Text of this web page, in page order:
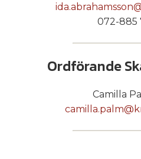
072-885
Ordförande
Camilla